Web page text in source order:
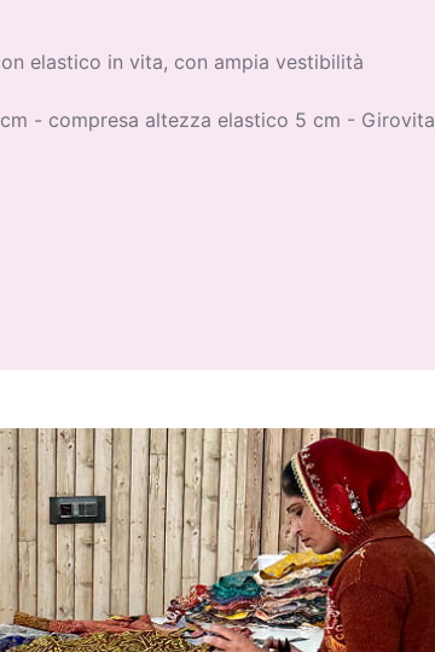
elastico in vita, con ampia vestibilità
- compresa altezza elastico 5 cm - Girovita